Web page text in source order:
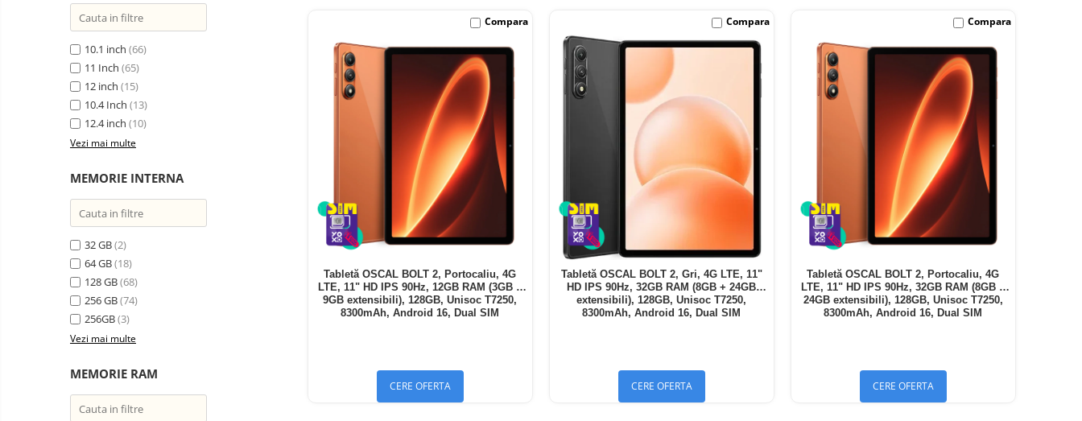
Drone cu Camera
Baterii externe
Accesorii Auto
Lifestyle
Boxe Portabile
Cititoare Cod Bare
Power station - Stații de
Panouri solare portabile
electrice
Media player cu Android
Accesorii
Miracast
Aspiratoare
robot,
piese si
accesorii
Piese de schimb telefoane
10.1 inch (66)
11 Inch (65)
12 inch (15)
10.4 Inch (13)
12.4 inch (10)
Vezi mai multe
MEMORIE INTERNA
32 GB(2)
64 GB(18)
128 GB(68)
256 GB(74)
256GB(3)
Vezi mai multe
MEMORIE RAM
Tabletă OSCAL BOLT 2, Portocaliu, 4G
LTE, 11" HD IPS 90Hz, 12GB RAM (3GB +
9GB extensibili), 128GB, Unisoc T7250,
8300mAh, Android 16, Dual SIM
CERE OFERTA
Compara
Tabletă OSCAL BOLT 2, Gri, 4G LTE, 11"
HD IPS 90Hz, 32GB RAM (8GB + 24GB
extensibili), 128GB, Unisoc T7250,
8300mAh, Android 16, Dual SIM
CERE OFERTA
Compara
Tabletă OSCAL BOLT 2, Portocaliu, 4G
LTE, 11" HD IPS 90Hz, 32GB RAM (8GB +
24GB extensibili), 128GB, Unisoc T7250,
8300mAh, Android 16, Dual SIM
CERE OFERTA
Compara